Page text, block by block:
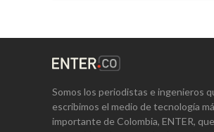
Somos los periodistas e ingenieros
escribimos el medio de tecnología
importante de Colombia, ENTER,